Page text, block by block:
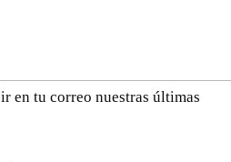
en tu correo nuestras últimas